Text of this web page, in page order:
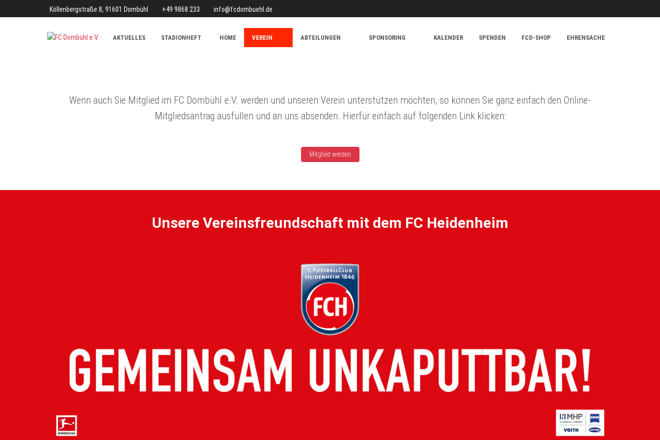
Köllenbergstraße 8, 91601 Dombühl +49 9868 233 info@fcdombuehl.de
AKTUELLES STADIONHEFT HOME VEREIN ABTEILUNGEN SPONSORING KALENDER SPENDEN FCD-SHOP EHRENSACHE
Wenn auch Sie Mitglied im FC Dombühl e.V. werden und unseren Verein unterstützen möchten, so können Sie ganz einfach den Online-
Mitgliedsantrag ausfüllen und an uns absenden. Hierfür einfach auf folgenden Link klicken:
Mitglied werden
Unsere Vereinsfreundschaft mit dem FC Heidenheim